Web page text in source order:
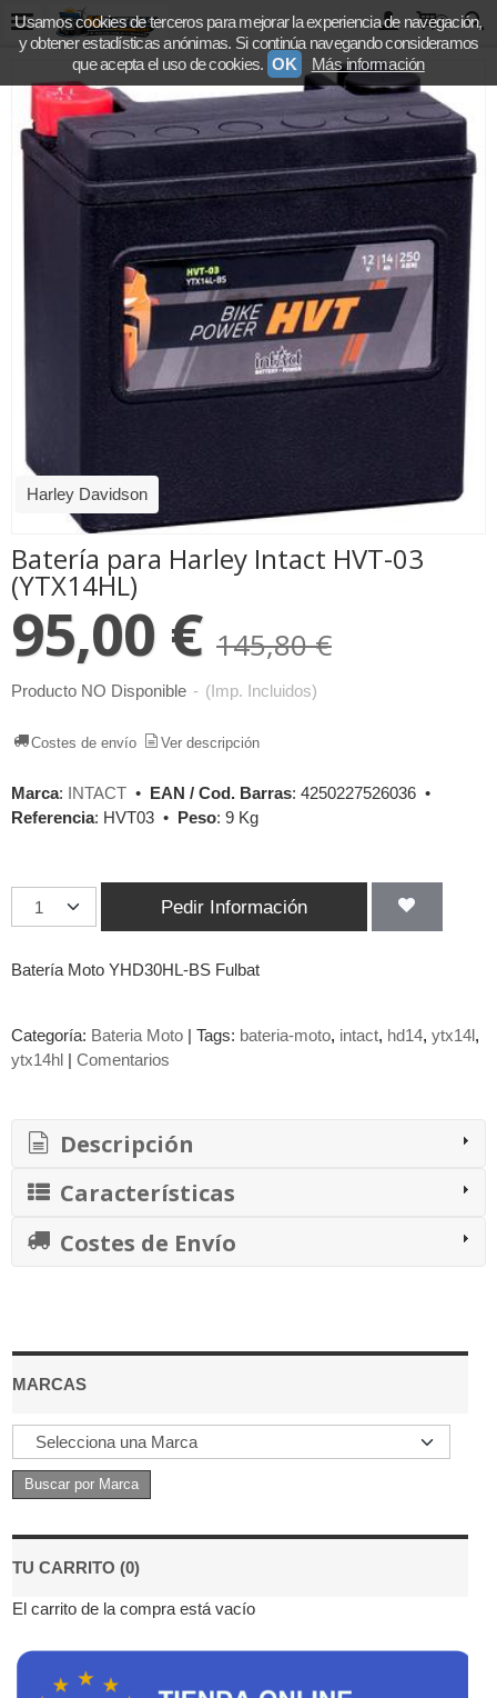
0
MARCAS
TU CARRITO (0)
El carrito de la compra está vacío
Harley Davidson
Batería para Harley Intact HVT-03
(YTX14HL)
95,00 € 145,80 €
Producto NO Disponible - (Imp. Incluidos)
Costes de envío Ver descripción
Marca: INTACT • EAN / Cod. Barras: 4250227526036 •
Referencia: HVT03 • Peso: 9 Kg
Pedir Información
Batería Moto YHD30HL-BS Fulbat
Categoría: Bateria Moto | Tags: bateria-moto intact hd14 ytx14l
ytx14hl | Comentarios
Descripción
Características
Costes de Envío
Usamos cookies de terceros para mejorar la experiencia de navegación,
y obtener estadísticas anónimas. Si continúa navegando consideramos
que acepta el uso de cookies. OK Más información